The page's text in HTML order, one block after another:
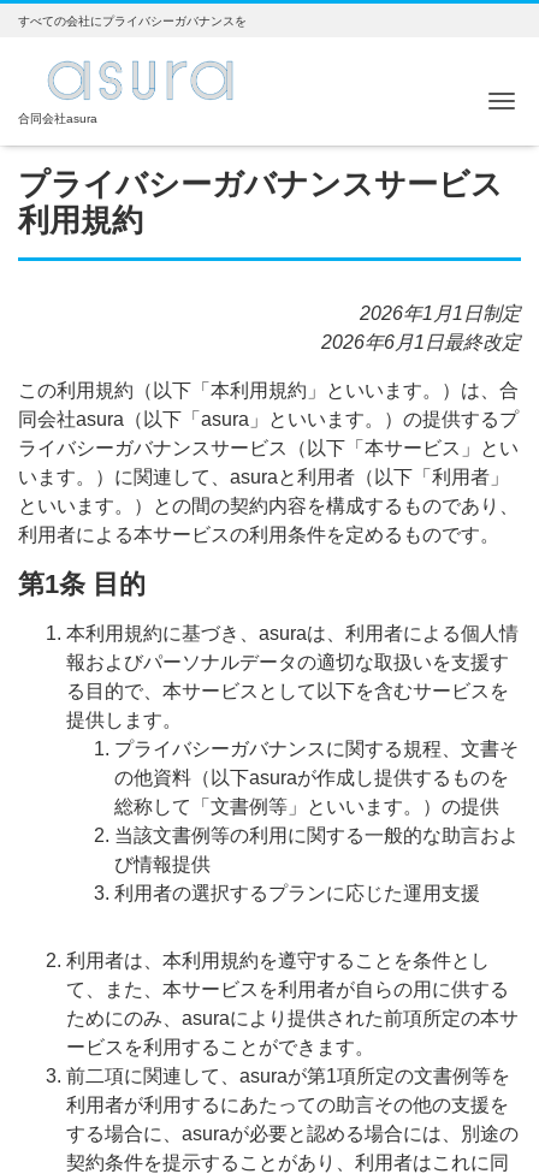
すべての会社にプライバシーガバナンスを
合同会社asura
プライバシーガバナンスサービス
利用規約
2026年1月1日制定
2026年6月1日最終改定
この利用規約（以下「本利用規約」といいます。）は、合
同会社asura（以下「asura」といいます。）の提供するプ
ライバシーガバナンスサービス（以下「本サービス」とい
います。）に関連して、asuraと利用者（以下「利用者」
といいます。）との間の契約内容を構成するものであり、
利用者による本サービスの利用条件を定めるものです。
第1条 目的
本利用規約に基づき、asuraは、利用者による個人情
報およびパーソナルデータの適切な取扱いを支援す
る目的で、本サービスとして以下を含むサービスを
提供します。
プライバシーガバナンスに関する規程、文書そ
の他資料（以下asuraが作成し提供するものを
総称して「文書例等」といいます。）の提供
当該文書例等の利用に関する一般的な助言およ
び情報提供
利用者の選択するプランに応じた運用支援
利用者は、本利用規約を遵守することを条件とし
て、また、本サービスを利用者が自らの用に供する
ためにのみ、asuraにより提供された前項所定の本サ
ービスを利用することができます。
前二項に関連して、asuraが第1項所定の文書例等を
利用者が利用するにあたっての助言その他の支援を
する場合に、asuraが必要と認める場合には、別途の
契約条件を提示することがあり、利用者はこれに同